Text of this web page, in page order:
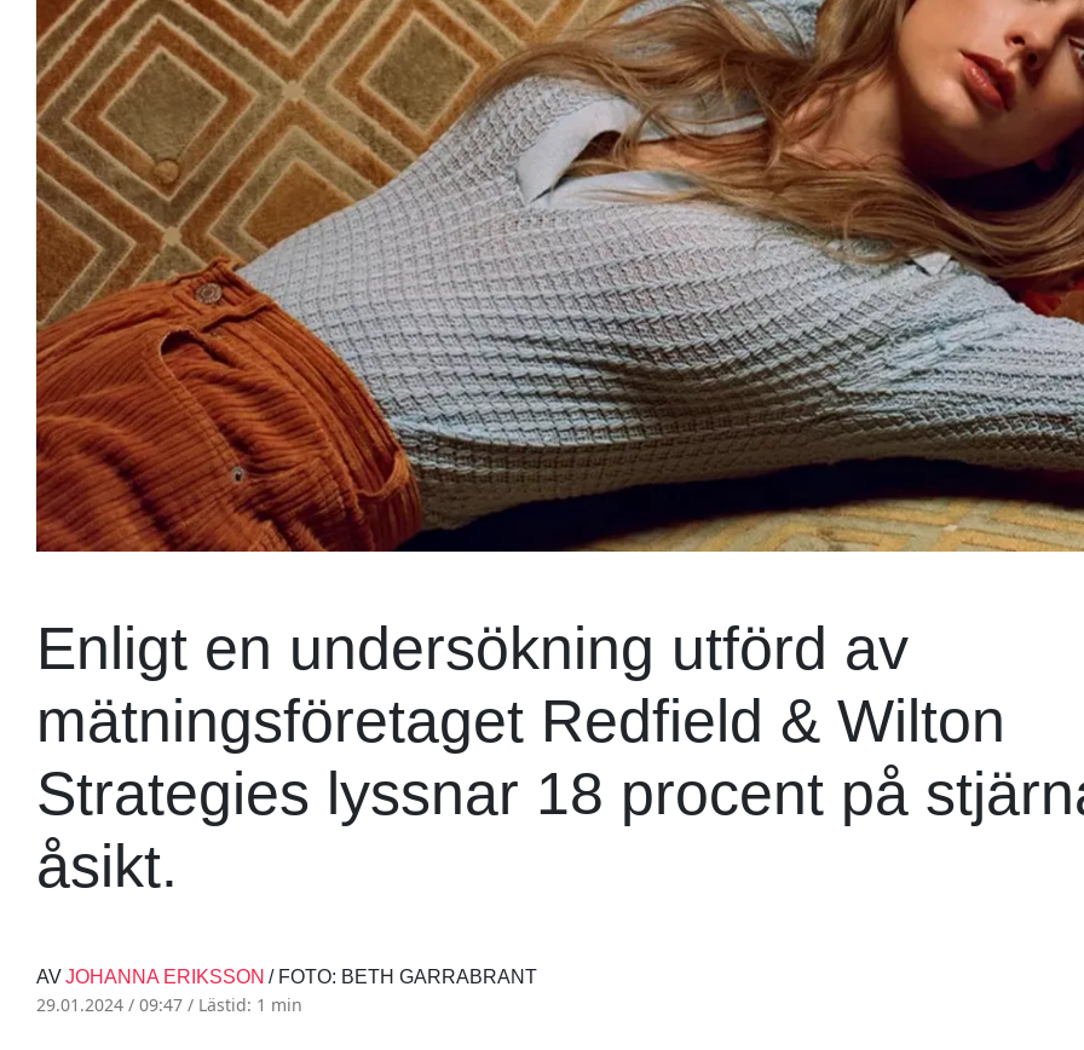
Enligt en undersökning utförd av
mätningsföretaget Redfield & Wilton
Strategies lyssnar 18 procent på
åsikt.
AVJOHANNA ERIKSSON / FOTO: BETH GARRABRANT
29.01.2024 / 09:47 / Lästid: 1 min